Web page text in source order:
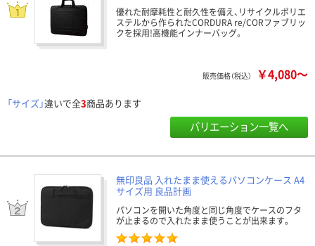
優れた耐摩耗性と耐久性を備え、リサイクルポリエ
ステルから作られたCORDURA re/CORファブリッ
クを採用!高機能インナーバッグ。
販売価格（税込） ￥4,080～
「サイズ」違いで全3商品あります
バリエーション一覧へ
無印良品 入れたまま使えるパソコンケース A4
サイズ用 良品計画
パソコンを開いた角度と同じ角度でケースのフタ
が止まるので入れたまま使うことが出来ます。